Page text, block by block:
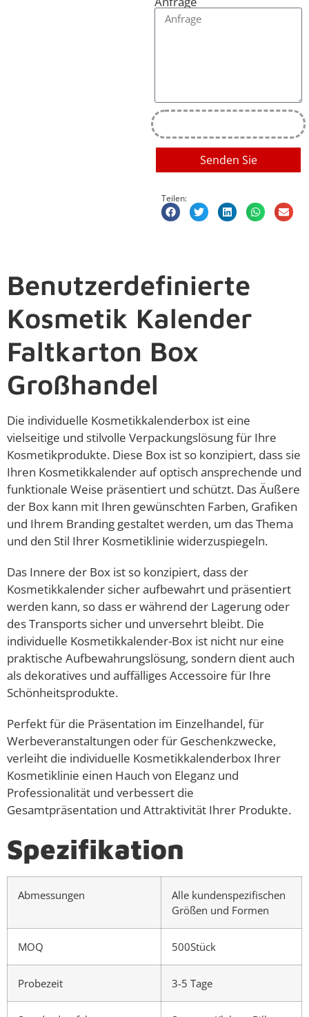
Senden Sie
Teilen:
Benutzerdefinierte
Kosmetik Kalender
Faltkarton Box
Großhandel
Die individuelle Kosmetikkalenderbox ist eine
vielseitige und stilvolle Verpackungslösung für Ihre
Kosmetikprodukte. Diese Box ist so konzipiert, dass sie
Ihren Kosmetikkalender auf optisch ansprechende und
funktionale Weise präsentiert und schützt. Das Äußere
der Box kann mit Ihren gewünschten Farben, Grafiken
und Ihrem Branding gestaltet werden, um das Thema
und den Stil Ihrer Kosmetiklinie widerzuspiegeln.
Das Innere der Box ist so konzipiert, dass der
Kosmetikkalender sicher aufbewahrt und präsentiert
werden kann, so dass er während der Lagerung oder
des Transports sicher und unversehrt bleibt. Die
individuelle Kosmetikkalender-Box ist nicht nur eine
praktische Aufbewahrungslösung, sondern dient auch
als dekoratives und auffälliges Accessoire für Ihre
Schönheitsprodukte.
Perfekt für die Präsentation im Einzelhandel, für
Werbeveranstaltungen oder für Geschenkzwecke,
verleiht die individuelle Kosmetikkalenderbox Ihrer
Kosmetiklinie einen Hauch von Eleganz und
Professionalität und verbessert die
Gesamtpräsentation und Attraktivität Ihrer Produkte.
Spezifikation
Abmessungen
Alle kundenspezifischen
Größen und Formen
MOQ 500Stück
Probezeit 3-5 Tage